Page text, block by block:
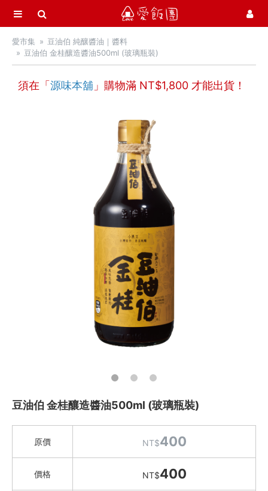
選單
首頁
水餃 / 麵食 / 湯圓 / 包子
滷味 / 香腸 / 下酒菜
熟食 / 小吃 / 鮑魚罐
農產 / 乾貨
油鹽醬醋
Marie Sharp's 夏普奶奶辣椒醬
劉姥姥花椒油
西班牙555 特級初榨橄欖油
愛市集
豆油伯 純釀醬油｜醬料
豆油伯 金桂釀造醬油500ml (玻璃瓶裝)
須在「 源味本舖 」購物滿 NT$1,800 才能出貨！
豆油伯 金桂釀造醬油500ml (玻璃瓶裝)
原價 NT$400
價格 NT$400